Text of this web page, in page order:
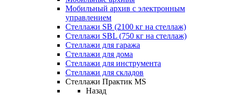
Мобильный архив с электронным
управлением
Стеллажи SB (2100 кг на стеллаж)
Стеллажи SBL (750 кг на стеллаж)
Стеллажи для гаража
Стеллажи для дома
Стеллажи для инструмента
Стеллажи для складов
Стеллажи Практик MS
Назад